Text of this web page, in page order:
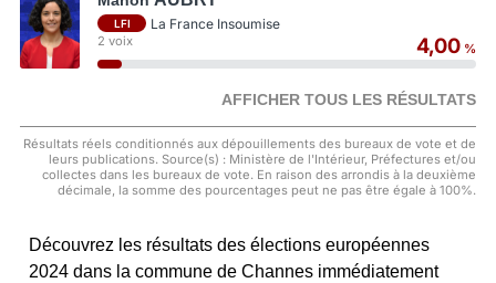
LFI La France Insoumise
2 voix 4,00 %
AFFICHER TOUS LES RÉSULTATS
Résultats réels conditionnés aux dépouillements des bureaux de vote et de
leurs publications. Source(s) : Ministère de l'Intérieur, Préfectures et/ou
collectes dans les bureaux de vote. En raison des arrondis à la deuxième
décimale, la somme des pourcentages peut ne pas être égale à 100%.
Découvrez les résultats des élections européennes
2024 dans la commune de Channes immédiatement